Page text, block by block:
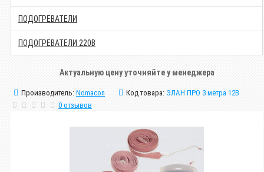
ПОДОГРЕВАТЕЛИ
ПОДОГРЕВАТЕЛИ 220В
Актуальную цену уточняйте у менеджера
Производитель: Nomacon Код товара: ЭЛАН ПРО 3 метра 12В
0 отзывов